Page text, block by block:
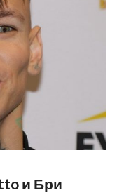
и Бри